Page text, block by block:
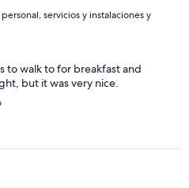
servicios y instalaciones y
to walk to for breakfast and
but it was very nice.